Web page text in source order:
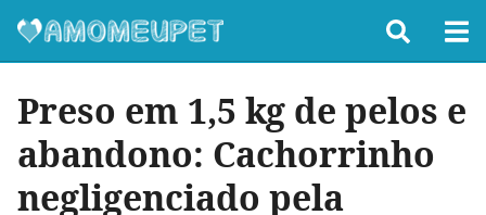
Preso em 1,5 kg de pelos e
abandono: Cachorrinho
negligenciado pela